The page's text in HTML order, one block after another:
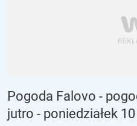
Pogoda Falovo -
jutro - poniedziałek